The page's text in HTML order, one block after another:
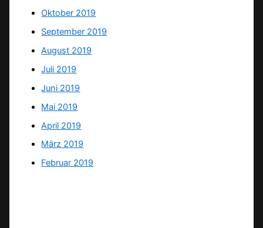
Oktober 2019
September 2019
August 2019
Juli 2019
Juni 2019
Mai 2019
April 2019
März 2019
Februar 2019